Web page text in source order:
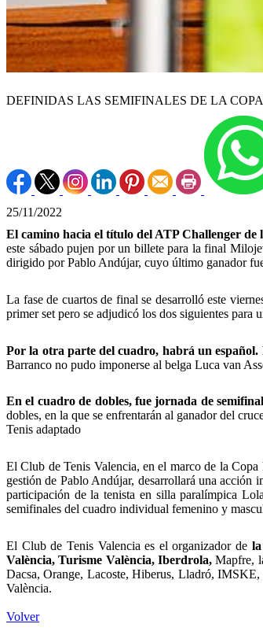
DEFINIDAS LAS SEMIFINALES DE LA
25/11/2022
El camino hacia el título del ATP Challenger
este sábado pujen por un billete para la final
dirigido por Pablo Andújar, cuyo último ganador
La fase de cuartos de final se desarrolló este
primer set pero se adjudicó los dos siguientes
Por la otra parte del cuadro, habrá un español.
Barranco no pudo imponerse al belga Luca van
En el cuadro de dobles, fue jornada de
dobles, en la que se enfrentarán al ganador del
Tenis adaptado
El Club de Tenis Valencia, en el marco de la
gestión de Pablo Andújar, desarrollará una acción
participación de la tenista en silla paralímpica
semifinales del cuadro individual femenino y
El Club de Tenis Valencia es el organizador de
València, Turisme València, Iberdrola, Mapfre,
Dacsa, Orange, Lacoste, Hiberus, Lladró,
València.
Volver